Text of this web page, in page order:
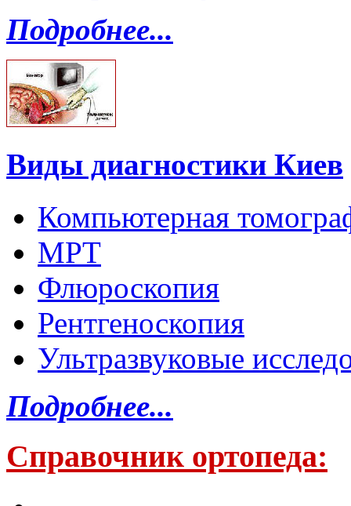
Подробнее...
Виды диагностики Киев
Компьютерная
МРТ
Флюроскопия
Рентгеноскопия
Ультразвуковые
Подробнее...
Справочник ортопеда: